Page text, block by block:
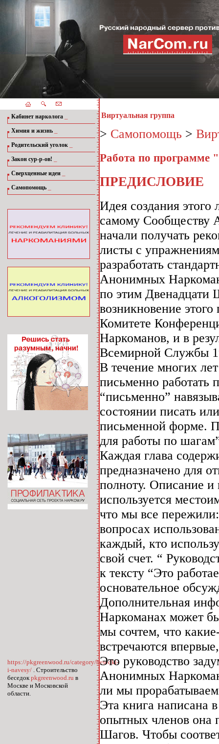
Кабинет нарколога
Химия и жизнь
Родительский уголок
Закон сур-р-ов!
Сверхценные идеи
Самопомощь
https://pkgreenwood.ru/category/besedki-
i-navesy/ . Строительство
беседокpkgreenwood.ru в
Москве и Московской
области.
Виртуальная группа
> Самопомощь >
Работа по программе
ПРЕДИСЛОВИЕ
Идея создания этого
самому Сообществу
начали получать
листы с
разработать
Анонимных
по этим Двенадцати
возникновение
Комитете
Наркоманов, и в
Всемирной Службы
В течение многих
письменно
“письменно”
состоянии писать
письменной форме.
для работы по
Каждая глава
предназначено для
полноту. Описание и
используется
что мы все
вопросах
каждый, кто
свой счет. “
к тексту “Это
основательное
Дополнительная
Наркоманах может
мы сочтем, что
встречаются
Это руководство
Анонимных
ли мы
Эта книга написана
опытных членов она
Шагов. Чтобы